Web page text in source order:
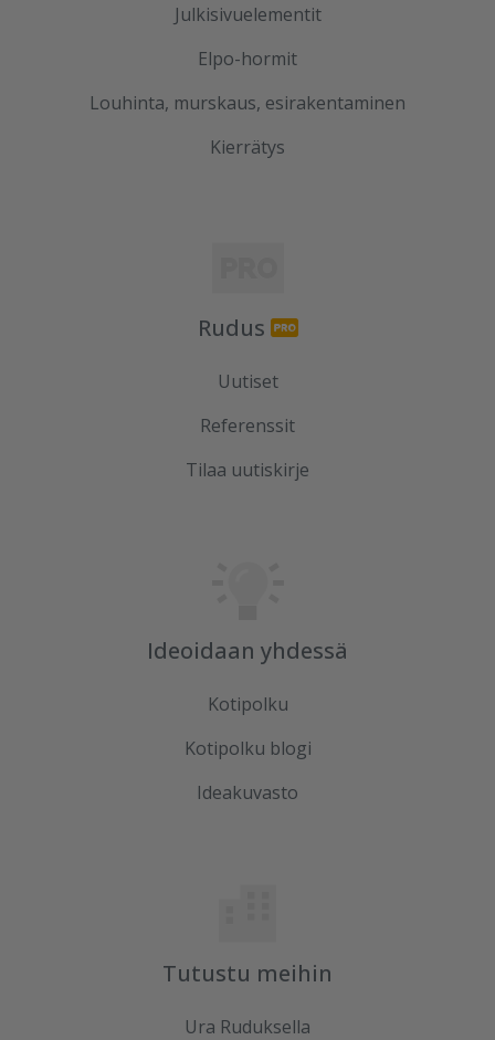
Julkisivuelementit
Elpo-hormit
Louhinta, murskaus, esirakentaminen
Kierrätys
Rudus
Uutiset
Referenssit
Tilaa uutiskirje
Ideoidaan yhdessä
Kotipolku
Kotipolku blogi
Ideakuvasto
Tutustu meihin
Ura Ruduksella